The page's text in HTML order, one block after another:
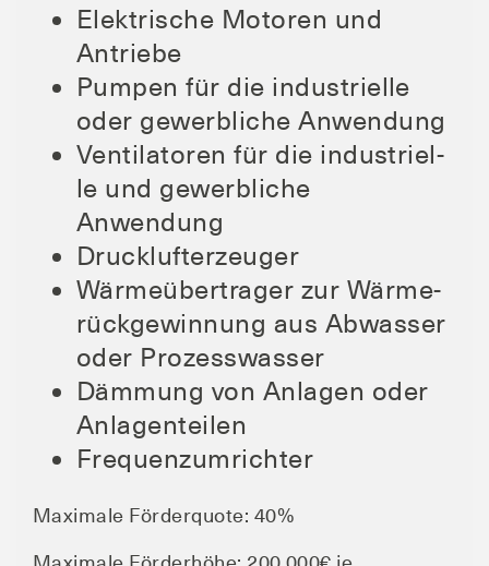
Elek­tri­sche Moto­ren und
Antriebe
Pum­pen für die indus­tri­el­le
oder gewerb­li­che Anwendung
Ven­ti­la­to­ren für die indus­tri­el­
le und gewerb­li­che
Anwendung
Druck­luft­er­zeu­ger
Wär­me­über­tra­ger zur Wär­me­
rück­ge­win­nung aus Abwas­ser
oder Prozesswasser
Däm­mung von Anla­gen oder
Anlagenteilen
Fre­quenz­um­rich­ter
Maxi­ma­le För­der­quo­te: 40%